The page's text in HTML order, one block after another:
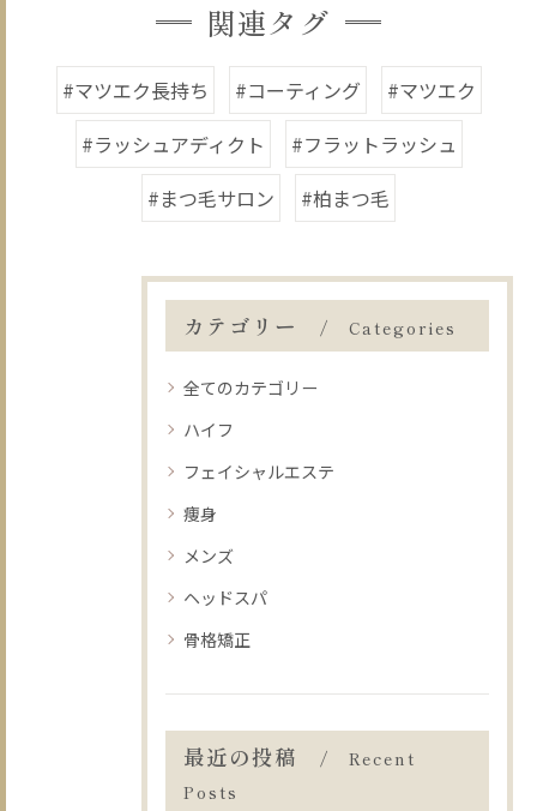
関連タグ
#マツエク長持ち #コーティング
#マツエク
#ラッシュアディクト
#フラットラッシュ
#まつ毛サロン
#柏まつ毛
カテゴリー Categories
全てのカテゴリー
ハイフ
フェイシャルエステ
痩身
メンズ
ヘッドスパ
骨格矯正
最近の投稿
Recent
Posts